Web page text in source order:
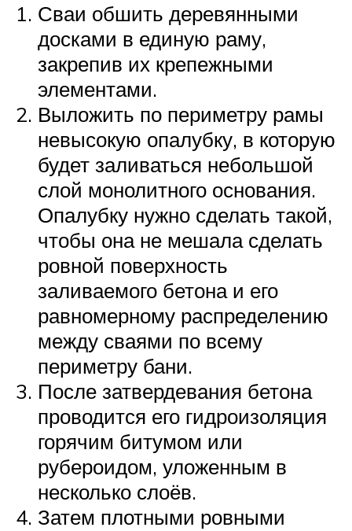
Сваи обшить деревянными
досками в единую раму,
закрепив их крепежными
элементами.
Выложить по периметру рамы
невысокую опалубку, в которую
будет заливаться небольшой
слой монолитного основания.
Опалубку нужно сделать такой,
чтобы она не мешала сделать
ровной поверхность
заливаемого бетона и его
равномерному распределению
между сваями по всему
периметру бани.
После затвердевания бетона
проводится его гидроизоляция
горячим битумом или
рубероидом, уложенным в
несколько слоёв.
Затем плотными ровными